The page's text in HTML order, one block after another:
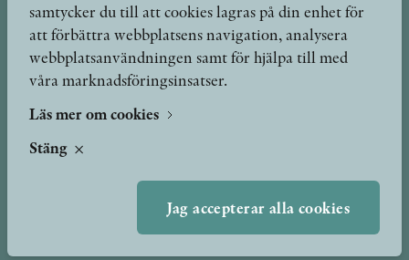
Utmärkelser & Format
Utmärkelser
Övriga format
TERMS OF USE
samtycker du till att cookies lagras på din enhet för
att förbättra webbplatsens navigation, analysera
webbplatsanvändningen samt för hjälpa till med
våra marknadsföringsinsatser.
Läs mer om cookies
Stäng
Jag accepterar alla cookies